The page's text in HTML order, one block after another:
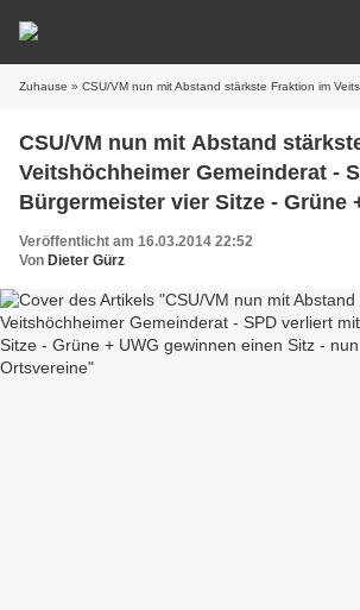
Zuhause » CSU/VM nun mit Abstand stärkste Fraktion im Veitshöchheimer Gemeinderat - SPD verliert mit Bürgermeister vier Sitze -
CSU/VM nun mit Abstand
Veitshöchheimer Gemeinderat -
Bürgermeister vier Sitze - Grüne
gewinnen einen Sitz - nun mit
Ortsvereine
Veröffentlicht am 16.03.2014 22:52
Von Dieter Gürz